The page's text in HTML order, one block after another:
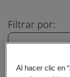
Filtrar por:
Al hacer clic en